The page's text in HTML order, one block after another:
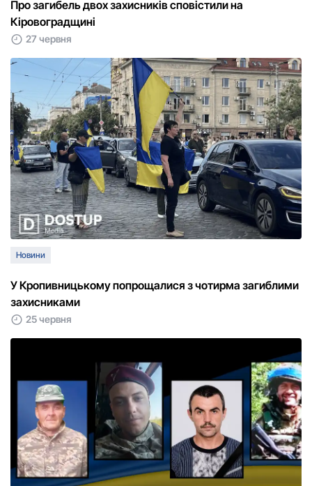
Про загибель двох захисників сповістили на
Кіровоградщині
27 червня
Новини
У Кропивницькому попрощалися з чотирма загиблими
захисниками
25 червня